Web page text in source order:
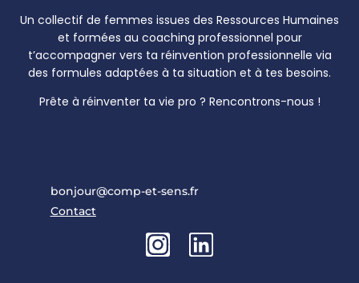
Un collectif de femmes issues des Ressources Humaines
et formées au coaching professionnel pour
t’accompagner vers ta réinvention professionnelle via
des formules adaptées à ta situation et à tes besoins.
Prête à réinventer ta vie pro ? Rencontrons-nous !
bonjour@comp-et-sens.fr
Contact